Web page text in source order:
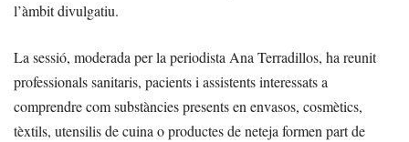
l’àmbit divulgatiu.
La sessió, moderada per la periodista Ana Terradillos, ha reunit
professionals sanitaris, pacients i assistents interessats a
comprendre com substàncies presents en envasos, cosmètics,
tèxtils, utensilis de cuina o productes de neteja formen part de